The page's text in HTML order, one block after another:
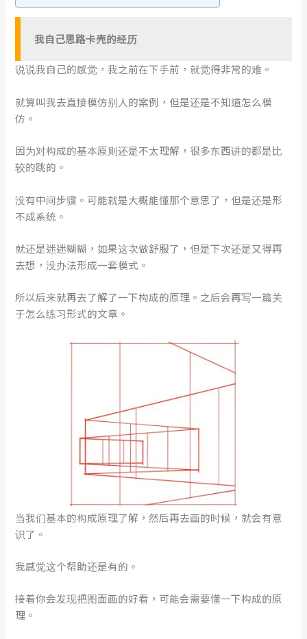
我自己思路卡壳的经历
说说我自己的感觉，我之前在下手前，就觉得非常的难。
就算叫我去直接模仿别人的案例，但是还是不知道怎么模
仿。
因为对构成的基本原则还是不太理解，很多东西讲的都是比
较的跳的。
没有中间步骤。可能就是大概能懂那个意思了，但是还是形
不成系统。
就还是迷迷糊糊，如果这次做舒服了，但是下次还是又得再
去想，没办法形成一套模式。
所以后来就再去了解了一下构成的原理。之后会再写一篇关
于怎么练习形式的文章。
当我们基本的构成原理了解，然后再去画的时候，就会有意
识了。
我感觉这个帮助还是有的。
接着你会发现把图面画的好看，可能会需要懂一下构成的原
理。